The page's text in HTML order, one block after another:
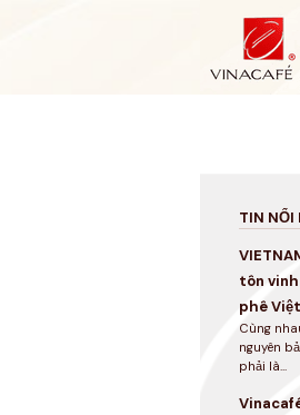
TIN NỔI
tôn
phê
Cùng
nguyên
phải là...